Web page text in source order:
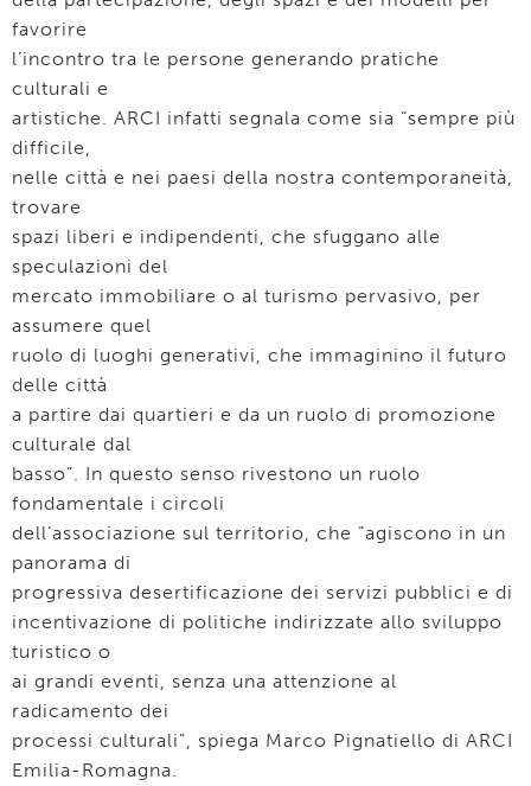
favorire
l’incontro tra le persone generando pratiche
culturali e
artistiche. ARCI infatti segnala come sia “sempre più
difficile,
nelle città e nei paesi della nostra contemporaneità,
trovare
spazi liberi e indipendenti, che sfuggano alle
speculazioni del
mercato immobiliare o al turismo pervasivo, per
assumere quel
ruolo di luoghi generativi, che immaginino il futuro
delle città
a partire dai quartieri e da un ruolo di promozione
culturale dal
basso”. In questo senso rivestono un ruolo
fondamentale i circoli
dell’associazione sul territorio, che “agiscono in un
panorama di
progressiva desertificazione dei servizi pubblici e di
incentivazione di politiche indirizzate allo sviluppo
turistico o
ai grandi eventi, senza una attenzione al
radicamento dei
processi culturali”, spiega Marco Pignatiello di ARCI
Emilia-Romagna.